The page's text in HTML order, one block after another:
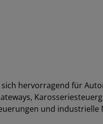
sich hervorragend für
und industrielle